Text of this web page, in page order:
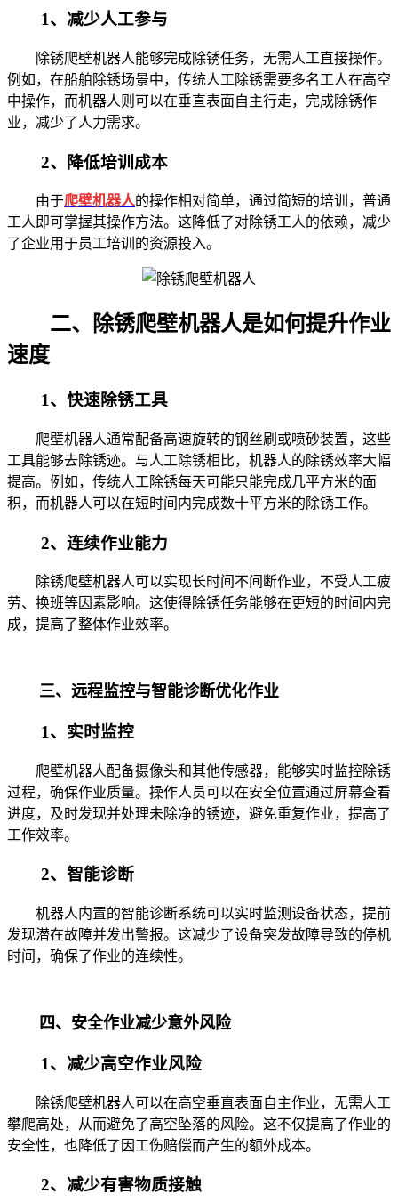
1、减少人工参与
除锈爬壁机器人能够完成除锈任务，无需人工直接操作。
例如，在船舶除锈场景中，传统人工除锈需要多名工人在高空
中操作，而机器人则可以在垂直表面自主行走，完成除锈作
业，减少了人力需求。
2、降低培训成本
由于爬壁机器人的操作相对简单，通过简短的培训，普通
工人即可掌握其操作方法。这降低了对除锈工人的依赖，减少
了企业用于员工培训的资源投入。
二、除锈爬壁机器人是如何提升作业
速度
1、快速除锈工具
爬壁机器人通常配备高速旋转的钢丝刷或喷砂装置，这些
工具能够去除锈迹。与人工除锈相比，机器人的除锈效率大幅
提高。例如，传统人工除锈每天可能只能完成几平方米的面
积，而机器人可以在短时间内完成数十平方米的除锈工作。
2、连续作业能力
除锈爬壁机器人可以实现长时间不间断作业，不受人工疲
劳、换班等因素影响。这使得除锈任务能够在更短的时间内完
成，提高了整体作业效率。
三、远程监控与智能诊断优化作业
1、实时监控
爬壁机器人配备摄像头和其他传感器，能够实时监控除锈
过程，确保作业质量。操作人员可以在安全位置通过屏幕查看
进度，及时发现并处理未除净的锈迹，避免重复作业，提高了
工作效率。
2、智能诊断
机器人内置的智能诊断系统可以实时监测设备状态，提前
发现潜在故障并发出警报。这减少了设备突发故障导致的停机
时间，确保了作业的连续性。
四、安全作业减少意外风险
1、减少高空作业风险
除锈爬壁机器人可以在高空垂直表面自主作业，无需人工
攀爬高处，从而避免了高空坠落的风险。这不仅提高了作业的
安全性，也降低了因工伤赔偿而产生的额外成本。
2、减少有害物质接触